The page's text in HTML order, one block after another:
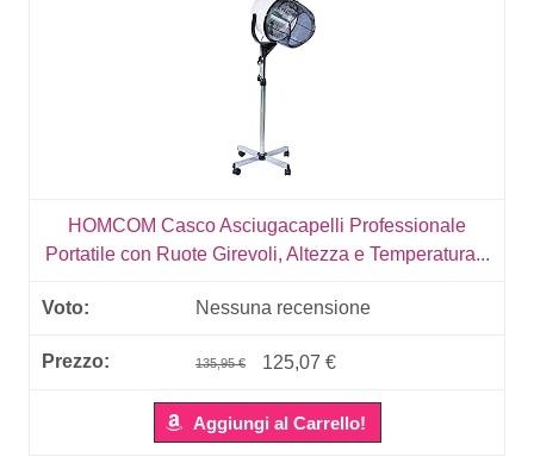
HOMCOM Casco Asciugacapelli Professionale
Portatile con Ruote Girevoli, Altezza e Temperatura...
Nessuna recensione
135,95 € 125,07 €
Aggiungi al Carrello!